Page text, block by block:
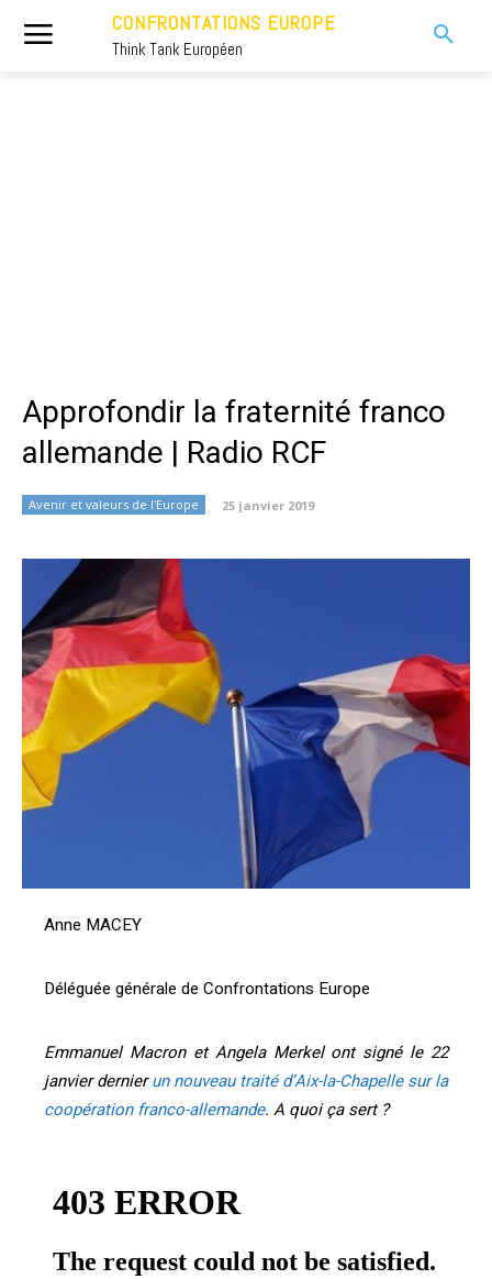
CONFRONTATIONS EUROPE
Think Tank Européen
Approfondir la fraternité franco
allemande | Radio RCF
Avenir et valeurs de l'Europe 25 janvier 2019
Anne MACEY
Déléguée générale de Confrontations Europe
Emmanuel Macron et Angela Merkel ont signé le 22
janvier dernierun nouveau traité d’Aix-la-Chapelle sur la
coopération franco-allemande. A quoi ça sert ?